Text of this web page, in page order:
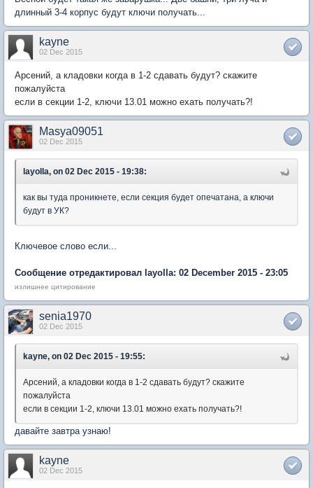
длинный 3-4 корпус будут ключи получать...
kayne
02 Dec 2015
Арсений, а кладовки когда в 1-2 сдавать будут? скажите
пожалуйста
если в секции 1-2, ключи 13.01 можно ехать получать?!
Masya09051
02 Dec 2015
layolla, on 02 Dec 2015 - 19:38:
как вы туда проникнете, если секция будет опечатана, а ключи
будут в УК?
Ключевое слово если...
Сообщение отредактировал layolla: 02 December 2015 - 23:05
излишнее цитирование
senia1970
02 Dec 2015
kayne, on 02 Dec 2015 - 19:55:
Арсений, а кладовки когда в 1-2 сдавать будут? скажите
пожалуйста
если в секции 1-2, ключи 13.01 можно ехать получать?!
давайте завтра узнаю!
kayne
02 Dec 2015